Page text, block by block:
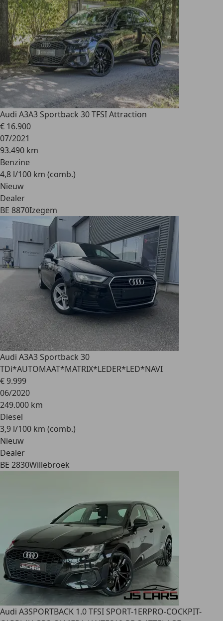
Audi A3A3 Sportback 30 TFSI Attraction
€ 16.900
07/2021
93.490 km
Benzine
4,8 l/100 km (comb.)
Nieuw
Dealer
BE 8870Izegem
Audi A3A3 Sportback 30
TDi*AUTOMAAT*MATRIX*LEDER*LED*NAVI
€ 9.999
06/2020
249.000 km
Diesel
3,9 l/100 km (comb.)
Nieuw
Dealer
BE 2830Willebroek
Audi A3SPORTBACK 1.0 TFSI SPORT-1ERPRO-COCKPIT-